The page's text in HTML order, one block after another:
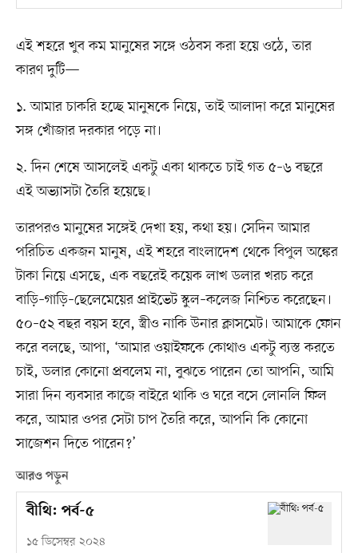
এই শহরে খুব কম মানুষের সঙ্গে ওঠবস করা হয়ে ওঠে, তার
কারণ দুটি—
১. আমার চাকরি হচ্ছে মানুষকে নিয়ে, তাই আলাদা করে মানুষের
সঙ্গ খোঁজার দরকার পড়ে না।
২. দিন শেষে আসলেই একটু একা থাকতে চাই গত ৫–৬ বছরে
এই অভ্যাসটা তৈরি হয়েছে।
তারপরও মানুষের সঙ্গেই দেখা হয়, কথা হয়। সেদিন আমার
পরিচিত একজন মানুষ, এই শহরে বাংলাদেশ থেকে বিপুল অঙ্কের
টাকা নিয়ে এসছে, এক বছরেই কয়েক লাখ ডলার খরচ করে
বাড়ি–গাড়ি–ছেলেমেয়ের প্রাইভেট স্কুল–কলেজ নিশ্চিত করেছেন।
৫০–৫২ বছর বয়স হবে, স্ত্রীও নাকি উনার ক্লাসমেট। আমাকে ফোন
করে বলছে, আপা, ‘আমার ওয়াইফকে কোথাও একটু ব্যস্ত করতে
চাই, ডলার কোনো প্রবলেম না, বুঝতে পারেন তো আপনি, আমি
সারা দিন ব্যবসার কাজে বাইরে থাকি ও ঘরে বসে লোনলি ফিল
করে, আমার ওপর সেটা চাপ তৈরি করে, আপনি কি কোনো
সাজেশন দিতে পারেন?’
আরও পড়ুন
বীথি: পর্ব-৫
১৫ ডিসেম্বর ২০২৪